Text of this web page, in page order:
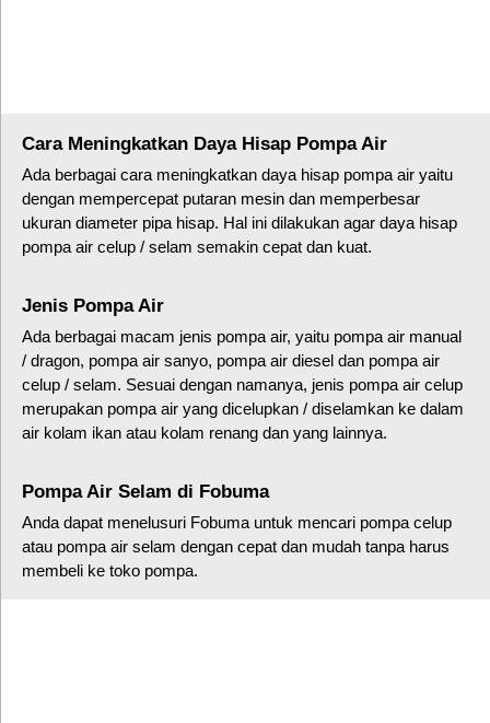
Cara Meningkatkan Daya Hisap Pompa Air
Ada berbagai cara meningkatkan daya hisap pompa air yaitu
dengan mempercepat putaran mesin dan memperbesar
ukuran diameter pipa hisap. Hal ini dilakukan agar daya hisap
pompa air celup / selam semakin cepat dan kuat.
Jenis Pompa Air
Ada berbagai macam jenis pompa air, yaitu pompa air manual
/ dragon, pompa air sanyo, pompa air diesel dan pompa air
celup / selam. Sesuai dengan namanya, jenis pompa air celup
merupakan pompa air yang dicelupkan / diselamkan ke dalam
air kolam ikan atau kolam renang dan yang lainnya.
Pompa Air Selam di Fobuma
Anda dapat menelusuri Fobuma untuk mencari pompa celup
atau pompa air selam dengan cepat dan mudah tanpa harus
membeli ke toko pompa.